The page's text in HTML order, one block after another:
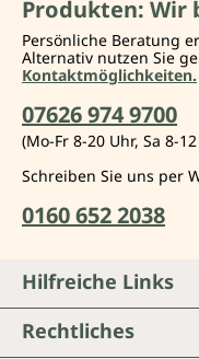
Produkten: Wir
Persönliche Beratung
Alternativ nutzen Sie
Kontaktmöglichkeiten.
07626 974 9700
(Mo-Fr 8-20 Uhr, Sa 8-
Schreiben Sie uns per
0160 652 2038
Hilfreiche Links
Rechtliches